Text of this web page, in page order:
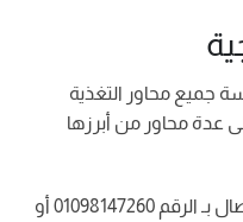
جميع محاور التغذية
محاور من أبرزها
تستطيع حجز الدبلومة من خلال الاتصال بـ الرقم 01098147260 أو